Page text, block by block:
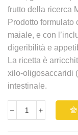
frutto della ricerca
Prodotto formulato
maiale, e con
digeribilità e
La ricetta è
xilo-oligosaccaridi
intestinale.